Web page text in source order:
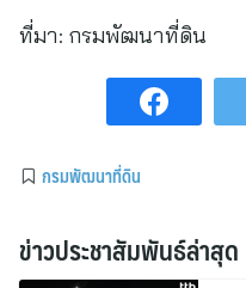
ที่มา: กรมพัฒนาที่ดิน
กรมพัฒนาที่ดิน
ข่าวประชาสัมพันธ์ล่าสุด